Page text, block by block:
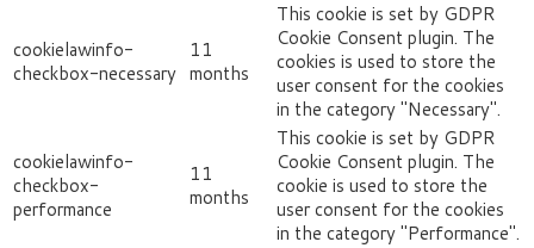
cookielawinfo-
checkbox-necessary
11
months
This cookie is set by GDPR
Cookie Consent plugin. The
cookies is used to store the
user consent for the cookies
in the category "Necessary".
cookielawinfo-
checkbox-
performance
11
months
This cookie is set by GDPR
Cookie Consent plugin. The
cookie is used to store the
user consent for the cookies
in the category "Performance".